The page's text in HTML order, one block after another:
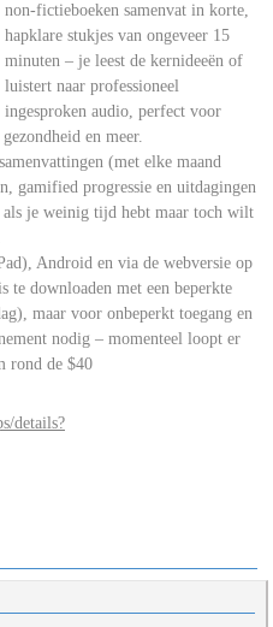
non-fictieboeken samenvat in korte,
hapklare stukjes van ongeveer 15
minuten – je leest de kernideeën of
luistert naar professioneel
ingesproken audio, perfect voor
en meer.
(met elke maand
gamified progressie en uitdagingen
als je weinig tijd hebt maar toch wilt
Android en via de webversie op
te downloaden met een beperkte
maar voor onbeperkt toegang en
nodig – momenteel loopt er
rond de $40
details?